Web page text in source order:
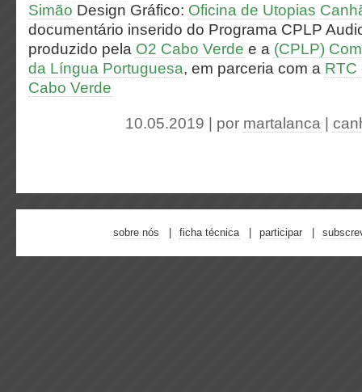
Simão Design Gráfico: Oficina de Utopias
documentário inserido do Programa CPLP
produzido pela O2 Cabo Verde e a (CPLP)
da Língua Portuguesa, em parceria com a RTC
Cabo Verde
10.05.2019 | por martalanca
sobre nós ficha técnica participar